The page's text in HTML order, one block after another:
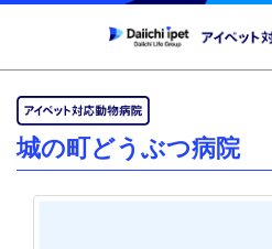
城の町どうぶつ病院